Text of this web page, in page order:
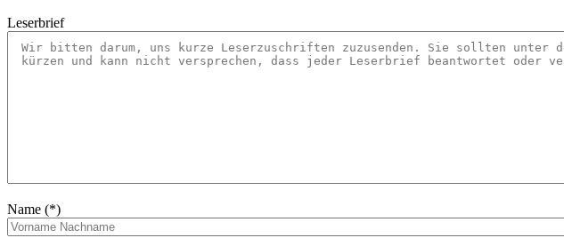
Leserbrief
Name (*)